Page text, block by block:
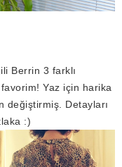
Berrin 3 farklı
Yaz için harika
değiştirmiş. Detayları
:)